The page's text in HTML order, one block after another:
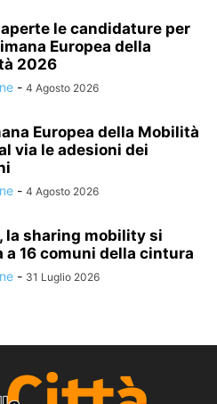
aperte le candidature per
Europea della
2026
- 4 Agosto 2026
Europea della Mobilità
via le adesioni dei
- 4 Agosto 2026
la sharing mobility si
a 16 comuni della cintura
- 31 Luglio 2026